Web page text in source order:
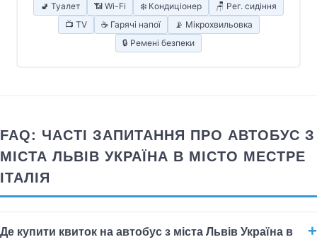
🚽 Туалет 📶 Wi-Fi ❄️ Кондиціонер
🪑 Рег. сидіння
📺 TV
☕ Гарячі напої
📡 Мікрохвильовка
🔒 Ремені безпеки
FAQ: ЧАСТІ ЗАПИТАННЯ ПРО АВТОБУС З
МІСТА ЛЬВІВ УКРАЇНА В МІСТО МЕСТРЕ
ІТАЛІЯ
Де купити квиток на автобус з міста Львів Україна в